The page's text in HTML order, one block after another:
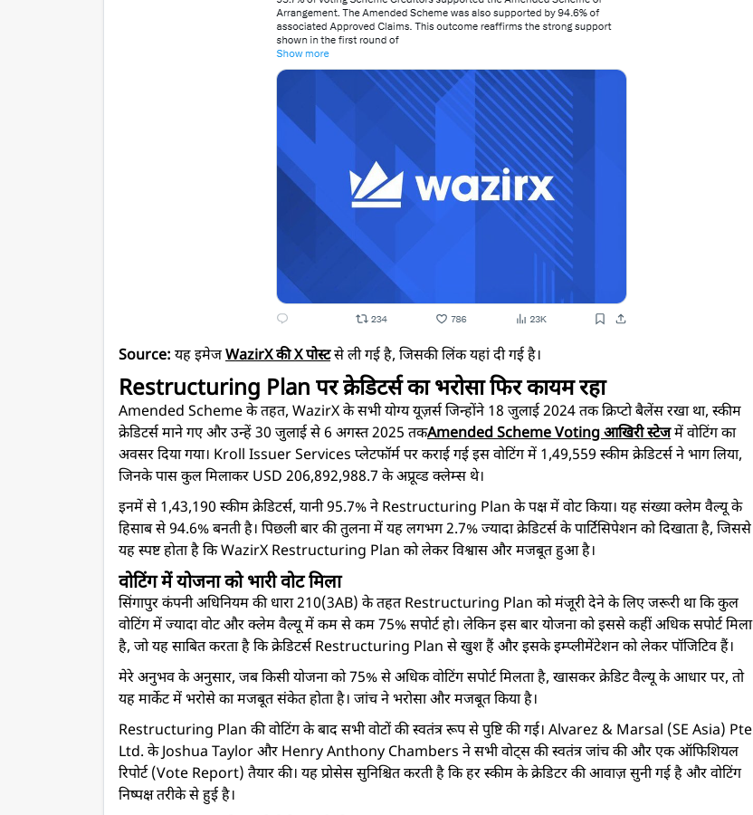
Source: यह इमेजWazirX की X पोस्टसे ली गई है, जिसकी लिंक यहां दी गई है।
Restructuring Plan पर क्रेडिटर्स का भरोसा फिर कायम रहा
Amended Scheme के तहत, WazirX के सभी योग्य यूज़र्स जिन्होंने 18 जुलाई 2024 तक क्रिप्टो बैलेंस रखा था, स्कीम
क्रेडिटर्स माने गए और उन्हें 30 जुलाई से 6 अगस्त 2025 तकAmended Scheme Voting आखिरी स्टेजमें वोटिंग का
अवसर दिया गया। Kroll Issuer Services प्लेटफॉर्म पर कराई गई इस वोटिंग में 1,49,559 स्कीम क्रेडिटर्स ने भाग लिया,
जिनके पास कुल मिलाकर USD 206,892,988.7 के अप्रूव्ड क्लेम्स थे।
इनमें से 1,43,190 स्कीम क्रेडिटर्स, यानी 95.7% ने Restructuring Plan के पक्ष में वोट किया। यह संख्या क्लेम वैल्यू के
हिसाब से 94.6% बनती है। पिछली बार की तुलना में यह लगभग 2.7% ज्यादा क्रेडिटर्स के पार्टिसिपेशन को दिखाता है, जिससे
यह स्पष्ट होता है कि WazirX Restructuring Plan को लेकर विश्वास और मजबूत हुआ है।
वोटिंग में योजना को भारी वोट मिला
सिंगापुर कंपनी अधिनियम की धारा 210(3AB) के तहत Restructuring Plan को मंजूरी देने के लिए जरूरी था कि कुल
वोटिंग में ज्यादा वोट और क्लेम वैल्यू में कम से कम 75% सपोर्ट हो। लेकिन इस बार योजना को इससे कहीं अधिक सपोर्ट मिला
है, जो यह साबित करता है कि क्रेडिटर्स Restructuring Plan से खुश हैं और इसके इम्प्लीमेंटेशन को लेकर पॉजिटिव हैं।
मेरे अनुभव के अनुसार, जब किसी योजना को 75% से अधिक वोटिंग सपोर्ट मिलता है, खासकर क्रेडिट वैल्यू के आधार पर, तो
यह मार्केट में भरोसे का मजबूत संकेत होता है। जांच ने भरोसा और मजबूत किया है।
Restructuring Plan की वोटिंग के बाद सभी वोटों की स्वतंत्र रूप से पुष्टि की गई। Alvarez & Marsal (SE Asia) Pte
Ltd. के Joshua Taylor और Henry Anthony Chambers ने सभी वोट्स की स्वतंत्र जांच की और एक ऑफिशियल
रिपोर्ट (Vote Report) तैयार की। यह प्रोसेस सुनिश्चित करती है कि हर स्कीम के क्रेडिटर की आवाज़ सुनी गई है और वोटिंग
निष्पक्ष तरीके से हुई है।